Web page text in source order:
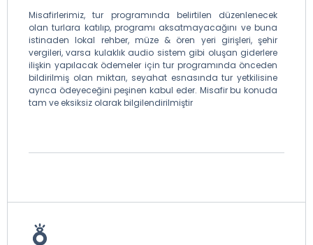
Misafirlerimiz, tur programında belirtilen düzenlenecek
olan turlara katılıp, programı aksatmayacağını ve buna
istinaden lokal rehber, müze & ören yeri girişleri, şehir
vergileri, varsa kulaklık audio sistem gibi oluşan giderlere
ilişkin yapılacak ödemeler için tur programında önceden
bildirilmiş olan miktarı, seyahat esnasında tur yetkilisine
ayrıca ödeyeceğini peşinen kabul eder. Misafir bu konuda
tam ve eksiksiz olarak bilgilendirilmiştir